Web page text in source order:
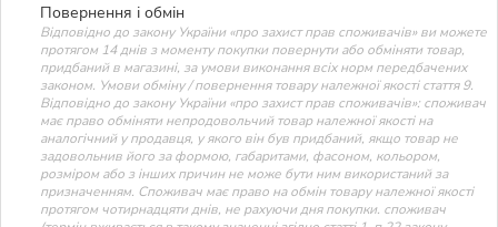
Повернення і обмін
Відповідно до закону України «про захист прав споживачів» ви можете
протягом 14 днів з моменту покупки повернути або обміняти товар,
придбаний в магазині, за умови виконання всіх норм передбачених
законом. Умови обміну / повернення товару належної якості стаття 9.
Відповідно до закону України «про захист прав споживачів»: споживач
має право обміняти непродовольчий товар належної якості на
аналогічний у продавця, у якого він був придбаний, якщо товар не
задовольнив його за формою, габаритами, фасоном, кольором,
розміром або з інших причин не може бути ним використаний за
призначенням. Споживач має право на обмін товару належної якості
протягом чотирнадцяти днів, не рахуючи дня покупки. споживач